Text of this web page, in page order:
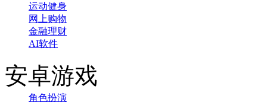
运动健身
网上购物
金融理财
AI软件
安卓游戏
角色扮演